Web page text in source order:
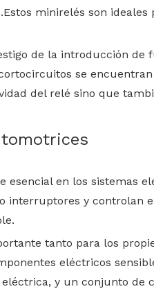
minirelés son
de la introducción de
se
del relé sino que
esencial en los sistemas
interruptores y
tanto para los
eléctricos
y un conjunto